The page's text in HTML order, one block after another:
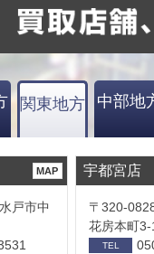
関東地方 中部地
MAP
戸市中
宇都宮店
〒320-
花房本町3-
TEL